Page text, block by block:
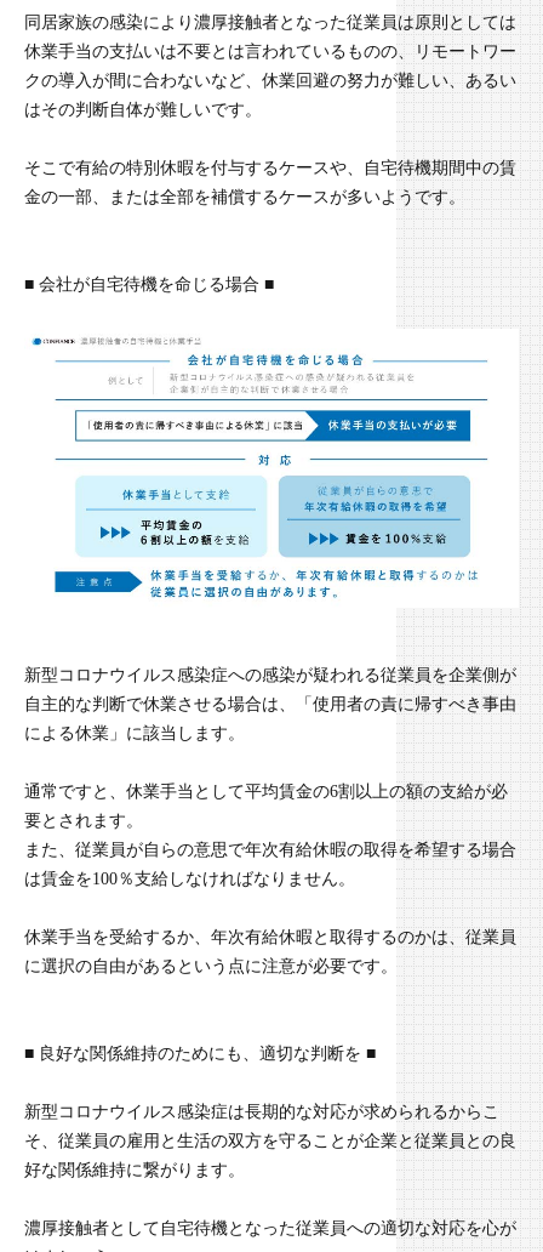
同居家族の感染により濃厚接触者となった従業員は原則としては
休業手当の支払いは不要とは言われているものの、リモートワー
クの導入が間に合わないなど、休業回避の努力が難しい、あるい
はその判断自体が難しいです。
そこで有給の特別休暇を付与するケースや、自宅待機期間中の賃
金の一部、または全部を補償するケースが多いようです。
■ 会社が自宅待機を命じる場合 ■
新型コロナウイルス感染症への感染が疑われる従業員を企業側が
自主的な判断で休業させる場合は、「使用者の責に帰すべき事由
による休業」に該当します。
通常ですと、休業手当として平均賃金の6割以上の額の支給が必
要とされます。
また、従業員が自らの意思で年次有給休暇の取得を希望する場合
は賃金を100％支給しなければなりません。
休業手当を受給するか、年次有給休暇と取得するのかは、従業員
に選択の自由があるという点に注意が必要です。
■ 良好な関係維持のためにも、適切な判断を ■
新型コロナウイルス感染症は長期的な対応が求められるからこ
そ、従業員の雇用と生活の双方を守ることが企業と従業員との良
好な関係維持に繋がります。
濃厚接触者として自宅待機となった従業員への適切な対応を心が